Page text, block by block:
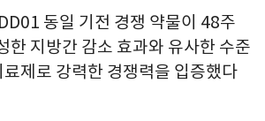
동일 기전 경쟁 약물이 48주
한 지방간 감소 효과와 유사한 수준
제로 강력한 경쟁력을 입증했다